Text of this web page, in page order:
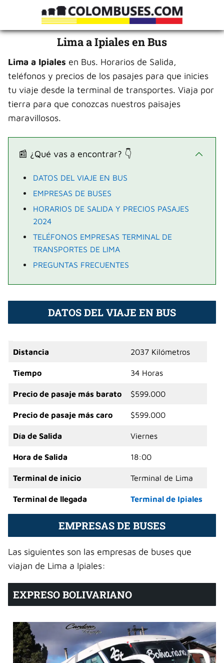
Lima a Ipiales en Bus
Lima a Ipiales en Bus. Horarios de Salida,
teléfonos y precios de los pasajes para que inicies
tu viaje desde la terminal de transportes. Viaja por
tierra para que conozcas nuestros paisajes
maravillosos.
📰 ¿Qué vas a encontrar? 👇
DATOS DEL VIAJE EN BUS
EMPRESAS DE BUSES
HORARIOS DE SALIDA Y PRECIOS PASAJES
2024
TELÉFONOS EMPRESAS TERMINAL DE
TRANSPORTES DE LIMA
PREGUNTAS FRECUENTES
DATOS DEL VIAJE EN BUS
Distancia 2037 Kilómetros
Tiempo 34 Horas
Precio de pasaje más barato $599.000
Precio de pasaje más caro $599.000
Día de Salida Viernes
Hora de Salida 18:00
Terminal de inicio Terminal de Lima
Terminal de llegada Terminal de Ipiales
EMPRESAS DE BUSES
Las siguientes son las empresas de buses que
viajan de Lima a Ipiales:
EXPRESO BOLIVARIANO